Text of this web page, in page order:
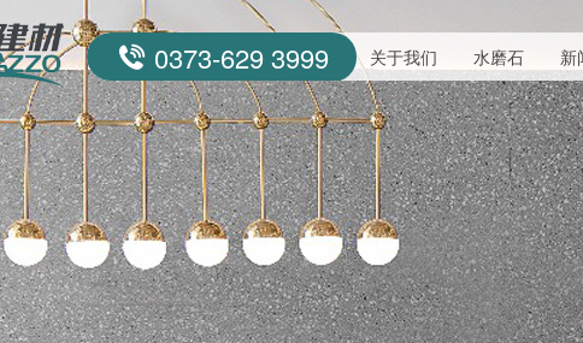
0373-629 3999 关于我们 水磨石 新
联系我们